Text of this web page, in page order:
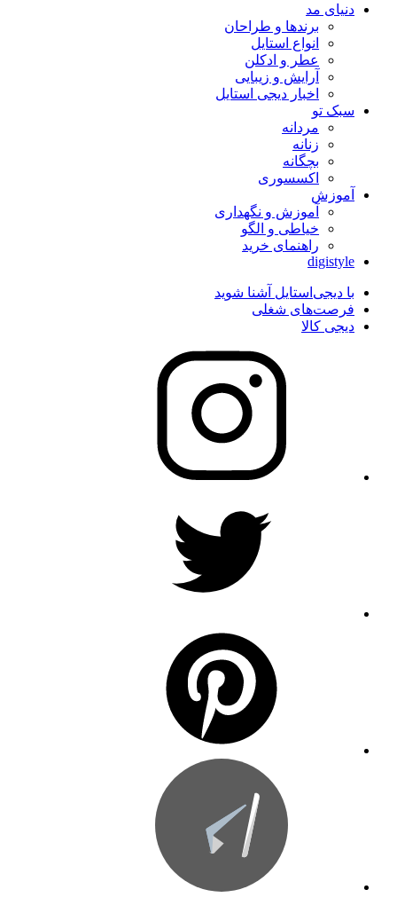
دنیای مد
برندها و طراحان
انواع استایل
عطر و ادکلن
آرایش و زیبایی
اخبار دیجی استایل
سبک تو
مردانه
زنانه
بچگانه
اکسسوری
آموزش
آموزش و نگهداری
خیاطی و الگو
راهنمای خرید
digistyle
با دیجی‌استایل آشنا شوید
فرصت‌های شغلی
دیجی کالا